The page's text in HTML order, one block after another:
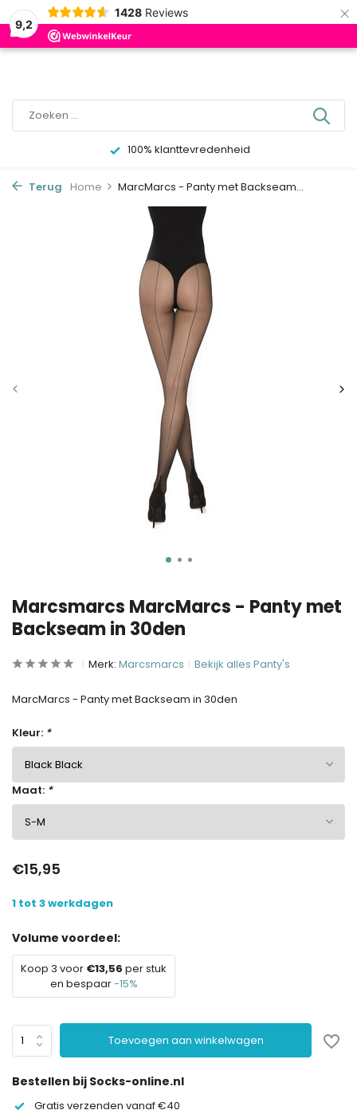
9,2
1428 Reviews ×
0
100% klanttevredenheid
Terug Home MarcMarcs - Panty met Backseam...
Marcsmarcs MarcMarcs - Panty met
Backseam in 30den
Merk: Marcsmarcs Bekijk alles Panty's
MarcMarcs - Panty met Backseam in 30den
Kleur: *
Maat: *
€15,95
1 tot 3 werkdagen
Volume voordeel:
Koop 3 voor €13,56 per stuk
en bespaar-15%
Toevoegen aan winkelwagen
Bestellen bij Socks-online.nl
Gratis verzenden vanaf €40